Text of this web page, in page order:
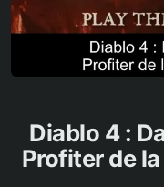
Diablo 4 :
Profiter de